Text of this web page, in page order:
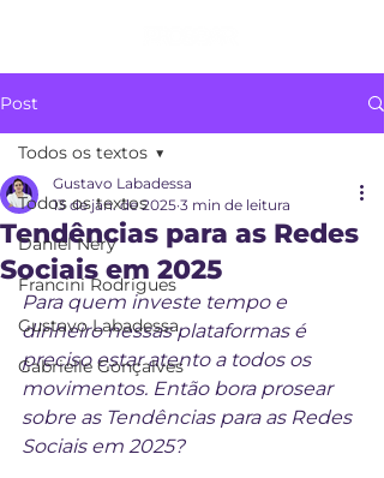
Post
Todos os textos
Daniel Nery
Francini Rodrigues
Gustavo Labadessa
Gabrielle Gonçalves
Todos os textos
Tendências para as Redes
Sociais em 2025
Gustavo Labadessa
13 de jan. de 2025 3 min de leitura
Para quem investe tempo e
dinheiro nessas plataformas é
preciso estar atento a todos os
movimentos. Então bora prosear
sobre as Tendências para as Redes
Sociais em 2025?